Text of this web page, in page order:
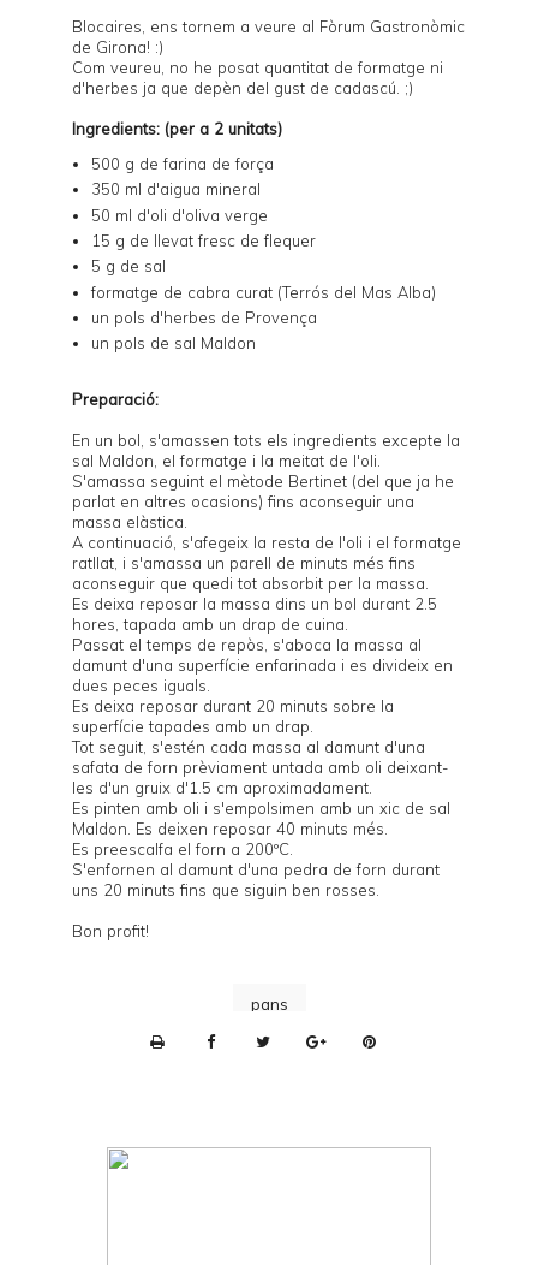
Blocaires, ens tornem a veure al Fòrum Gastronòmic
de Girona! :)
Com veureu, no he posat quantitat de formatge ni
d'herbes ja que depèn del gust de cadascú. ;)
Ingredients: (per a 2 unitats)
500 g de farina de força
350 ml d'aigua mineral
50 ml d'oli d'oliva verge
15 g de llevat fresc de flequer
5 g de sal
formatge de cabra curat (Terrós del Mas Alba)
un pols d'herbes de Provença
un pols de sal Maldon
Preparació:
En un bol, s'amassen tots els ingredients excepte la
sal Maldon, el formatge i la meitat de l'oli.
S'amassa seguint el mètode Bertinet (del que ja he
parlat en altres ocasions) fins aconseguir una
massa elàstica.
A continuació, s'afegeix la resta de l'oli i el formatge
ratllat, i s'amassa un parell de minuts més fins
aconseguir que quedi tot absorbit per la massa.
Es deixa reposar la massa dins un bol durant 2.5
hores, tapada amb un drap de cuina.
Passat el temps de repòs, s'aboca la massa al
damunt d'una superfície enfarinada i es divideix en
dues peces iguals.
Es deixa reposar durant 20 minuts sobre la
superfície tapades amb un drap.
Tot seguit, s'estén cada massa al damunt d'una
safata de forn prèviament untada amb oli deixant-
les d'un gruix d'1.5 cm aproximadament.
Es pinten amb oli i s'empolsimen amb un xic de sal
Maldon. Es deixen reposar 40 minuts més.
Es preescalfa el forn a 200ºC.
S'enfornen al damunt d'una pedra de forn durant
uns 20 minuts fins que siguin ben rosses.
Bon profit!
pans
n